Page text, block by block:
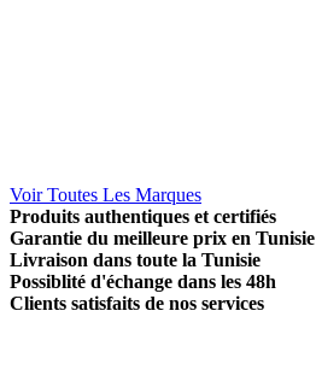
Voir Toutes Les Marques
Produits authentiques et certifiés
Garantie du meilleure prix en Tunisie
Livraison dans toute la Tunisie
Possiblité d'échange dans les 48h
Clients satisfaits de nos services